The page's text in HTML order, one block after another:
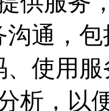
通，
、使用
析，以